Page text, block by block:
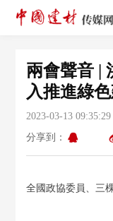
兩會聲音 |
入推進綠
2023-03-13
分享到：
全國政協委員、三